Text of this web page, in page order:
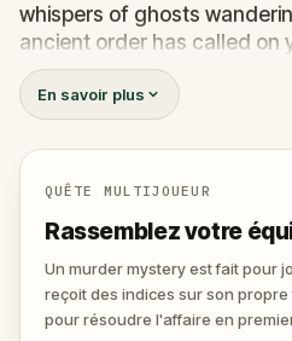
whispers of ghosts
ancient order has called on
Armed with a mysterious
supernatural, you must
wandering spirits. Some are
worlds…one hides a dark
unleash terror on the living.
their secrets before the evil
its own. 🕷️
En savoir plus
QUÊTE MULTIJOUEUR
Rassemblez votre
Un murder mystery est fait pour
reçoit des indices sur son
pour résoudre l'affaire en